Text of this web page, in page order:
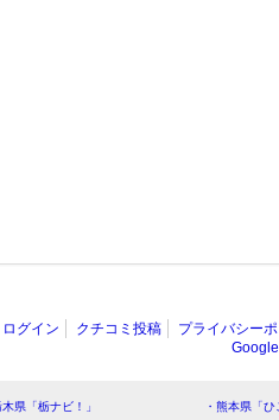
ログイン クチコミ投稿
プライバシー
木県「栃ナビ！」 ・熊本県「